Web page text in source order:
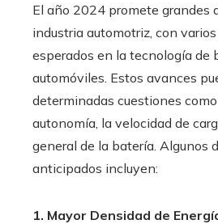
El año 2024 promete grandes
industria automotriz, con
esperados en la tecnología de
automóviles. Estos avances
determinadas cuestiones
autonomía, la velocidad de
general de la batería. Algunos
anticipados incluyen:
1. Mayor Densidad de